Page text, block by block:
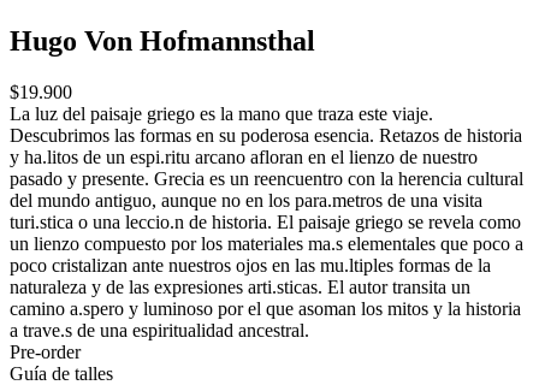
Hugo Von Hofmannsthal
$19.900
La luz del paisaje griego es la mano que traza este viaje.
Descubrimos las formas en su poderosa esencia. Retazos de historia
y ha.litos de un espi.ritu arcano afloran en el lienzo de nuestro
pasado y presente. Grecia es un reencuentro con la herencia cultural
del mundo antiguo, aunque no en los para.metros de una visita
turi.stica o una leccio.n de historia. El paisaje griego se revela como
un lienzo compuesto por los materiales ma.s elementales que poco a
poco cristalizan ante nuestros ojos en las mu.ltiples formas de la
naturaleza y de las expresiones arti.sticas. El autor transita un
camino a.spero y luminoso por el que asoman los mitos y la historia
a trave.s de una espiritualidad ancestral.
Pre-order
Guía de talles